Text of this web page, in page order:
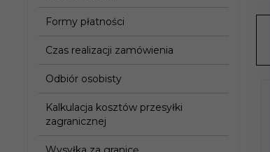
Formy płatności
Czas realizacji zamówienia
Odbiór osobisty
Kalkulacja kosztów przesyłki
zagranicznej